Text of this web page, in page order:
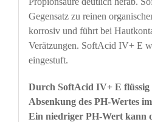
Gegensatz zu reinen
korrosiv und führt bei
Verätzungen. SoftAcid IV+ E
eingestuft.
Durch SoftAcid IV+ E
Absenkung des PH-Wertes
Ein niedriger PH-Wert kann